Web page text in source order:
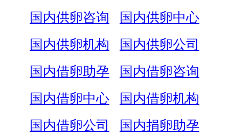
国内供卵咨询
国内供卵中心
国内供卵机构
国内供卵公司
国内借卵助孕
国内借卵咨询
国内借卵中心
国内借卵机构
国内借卵公司
国内捐卵助孕